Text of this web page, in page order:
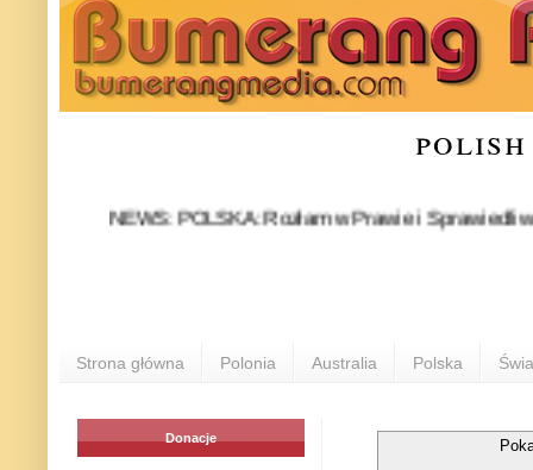
NEWS: POLSKA: Rozłam w Prawie i
Strona główna Polonia Australia Polska
Donacje